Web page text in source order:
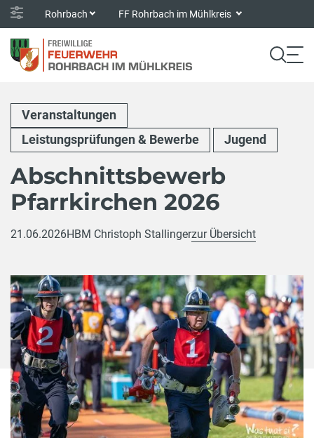
Rohrbach FF Rohrbach im Mühlkreis
Veranstaltungen
Leistungsprüfungen & Bewerbe
Jugend
Abschnittsbewerb
Pfarrkirchen 2026
21.06.2026HBM Christoph Stallingerzur Übersicht